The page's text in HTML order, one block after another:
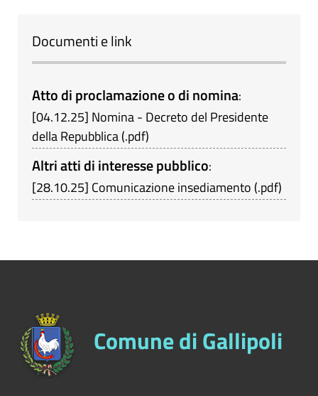
Documenti e link
Atto di proclamazione o di nomina:
[04.12.25] Nomina - Decreto del Presidente
della Repubblica(.pdf)
Altri atti di interesse pubblico:
[28.10.25] Comunicazione insediamento (.pdf)
Comune di Gallipoli